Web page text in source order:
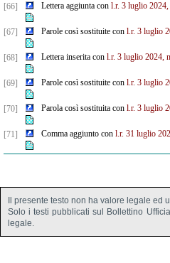
[66] Lettera aggiunta con l.r. 3 luglio 2024,
[67] Parole così sostituite con l.r. 3 luglio
[68] Lettera inserita con l.r. 3 luglio 2024,
[69] Parole così sostituite con l.r. 3 luglio
[70] Parola così sostituita con l.r. 3 luglio
[71] Comma aggiunto con l.r. 31 luglio
Il presente testo non ha valore legale ed
Solo i testi pubblicati sul Bollettino
legale.